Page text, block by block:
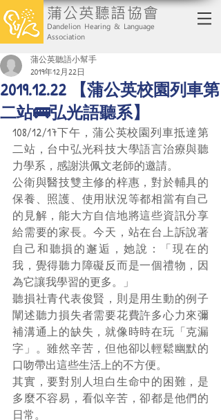
蒲公英聽語協會
Dandelion Hearing & Language
Association
2019.12.22 【蒲公英校園列車第
二站🚌弘光語聽系】
蒲公英聽語小幫手
2019年12月22日
108/12/17下午，蒲公英校園列車抵達第
二站，台中弘光科技大學語言治療與聽
力學系，感謝洪佩文老師的邀請。
公衛與醫技雙主修的梓惠，對於輔具的
保養、照護、使用狀況等都相當有自己
的見解，能大方自信地將這些資訊分享
給需要的家長。今天，站在台上訴說著
自己和聽損的邂逅，她說：「現在的
我，覺得聽力障礙反而是一個禮物，因
為它讓我學習的更多。」
聽損社青代表俊賢，則是用生動的例子
闡述聽力損失者需要花費許多心力來彌
補溝通上的缺失，就像時時在玩「克漏
字」。雖然辛苦，但他卻以輕鬆幽默的
口吻帶出這些生活上的不方便。
其實，要對別人坦白生命中的困難，是
多麼不容易，看似辛苦，卻都是他們的
日常。